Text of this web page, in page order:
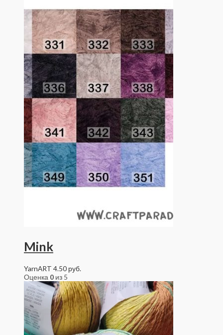
Mink
YarnART 4.50 руб.
Оценка 0 из 5